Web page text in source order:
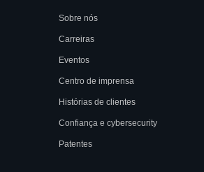
Sobre nós
Carreiras
Eventos
Centro de imprensa
Histórias de clientes
Confiança e cybersecurity
Patentes